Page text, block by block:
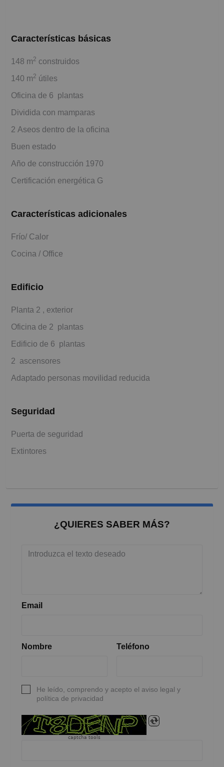
Características básicas
148 m2 construidos
140 m2 útiles
Oficina de 6 plantas
Dividida con mamparas
2 Aseos dentro de la oficina
Buen estado
Año de construcción 1970
Certificación energética G
Características adicionales
Frío/ Calor
Cocina / Office
Edificio
Planta 2 , exterior
Oficina de 2 plantas
Edificio de 6 plantas
2 ascensores
Adaptado personas movilidad reducida
Seguridad
Puerta de seguridad
Extintores
¿QUIERES SABER MÁS?
Email
Nombre Teléfono
He leído, comprendo y acepto el aviso legal y
política de privacidad
captcha tools